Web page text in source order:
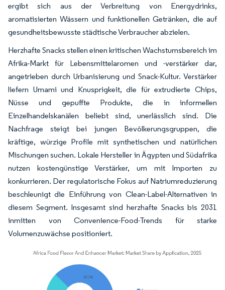
ergibt sich aus der Verbreitung von Energydrinks,
aromatisierten Wässern und funktionellen Getränken, die auf
gesundheitsbewusste städtische Verbraucher abzielen.
Herzhafte Snacks stellen einen kritischen Wachstumsbereich im
Afrika-Markt für Lebensmittelaromen und -verstärker dar,
angetrieben durch Urbanisierung und Snack-Kultur. Verstärker
liefern Umami und Knusprigkeit, die für extrudierte Chips,
Nüsse und gepuffte Produkte, die in informellen
Einzelhandelskanälen beliebt sind, unerlässlich sind. Die
Nachfrage steigt bei jungen Bevölkerungsgruppen, die
kräftige, würzige Profile mit synthetischen und natürlichen
Mischungen suchen. Lokale Hersteller in Ägypten und Südafrika
nutzen kostengünstige Verstärker, um mit Importen zu
konkurrieren. Der regulatorische Fokus auf Natriumreduzierung
beschleunigt die Einführung von Clean-Label-Alternativen in
diesem Segment. Insgesamt sind herzhafte Snacks bis 2031
inmitten von Convenience-Food-Trends für starke
Volumenzuwächse positioniert.